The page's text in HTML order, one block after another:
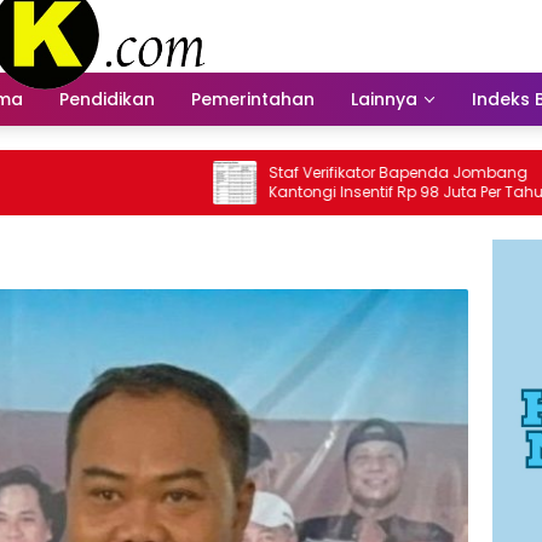
Pendidikan Pemerintahan Lainnya Indeks
Staf Verifikator Bapenda Jombang
Kantongi Insentif Rp 98 Juta Per Tahun?